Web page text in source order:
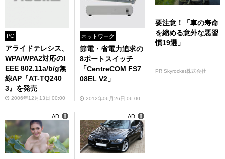
PC
アライドテレシス、
WPA/WPA2対応のI
EEE 802.11a/b/g無
線AP『AT-TQ240
3』を発売
2006年12月13日 00:00
ネットワーク
節電・省電力追求の
8ポートスイッチ
「CentreCOM FS7
08EL V2」
2012年06月26日 06:00
要注意！「車の寿命
を縮める意外な悪習
慣19選」
PR Skyrocket株式会社
AD AD